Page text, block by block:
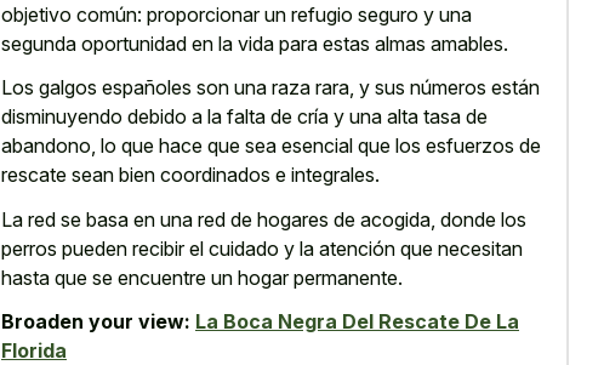
objetivo común: proporcionar un refugio seguro y una
segunda oportunidad en la vida para estas almas amables.
Los galgos españoles son una raza rara, y sus números están
disminuyendo debido a la falta de cría y una alta tasa de
abandono, lo que hace que sea esencial que los esfuerzos de
rescate sean bien coordinados e integrales.
La red se basa en una red de hogares de acogida, donde los
perros pueden recibir el cuidado y la atención que necesitan
hasta que se encuentre un hogar permanente.
Broaden your view: La Boca Negra Del Rescate De La
Florida